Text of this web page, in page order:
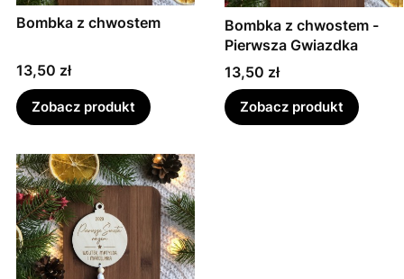
Bombka z chwostem
Cena
13,50 zł
Zobacz produkt
Bombka z chwostem -
Pierwsza Gwiazdka
Cena
13,50 zł
Zobacz produkt